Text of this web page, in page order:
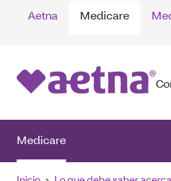
Aetna Medicare
Medicare